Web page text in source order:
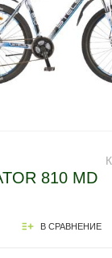
810 MD
В СРАВНЕНИЕ